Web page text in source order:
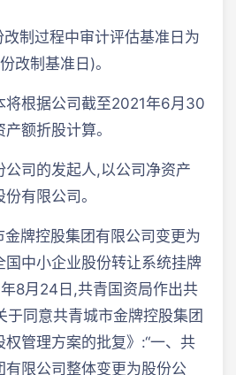
制过程中审计评估基准日为
改制基准日)。
将根据公司截至2021年6月30
额折股计算。
公司的发起人,以公司净资产
有限公司。
牌控股集团有限公司变更为
国中小企业股份转让系统挂牌
8月24日,共青国资局作出共
同意共青城市金牌控股集团
管理方案的批复》:“一、共
有限公司整体变更为股份公